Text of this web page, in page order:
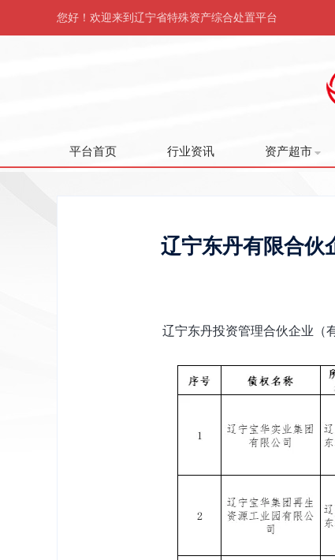
您好！欢迎来到辽宁省特殊资产综合处置平台
平台首页 行业资讯 资产超市
辽宁东丹有限合伙
辽宁东丹投资管理合伙企业（